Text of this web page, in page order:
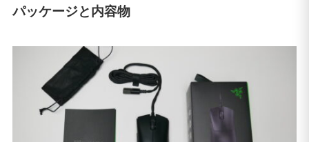
パッケージと内容物